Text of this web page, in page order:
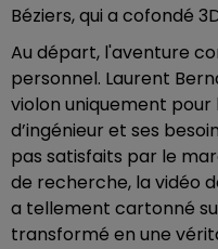
Béziers, qui a cofondé
Au départ, l'aventure
personnel. Laurent
violon uniquement pour
d’ingénieur et ses
pas satisfaits par le
de recherche, la vidéo
a tellement cartonné
transformé en une